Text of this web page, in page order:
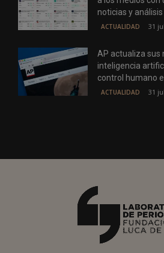
noticias y análisis
ACTUALIDAD 31
AP actualiza sus
inteligencia
control humano
ACTUALIDAD 31